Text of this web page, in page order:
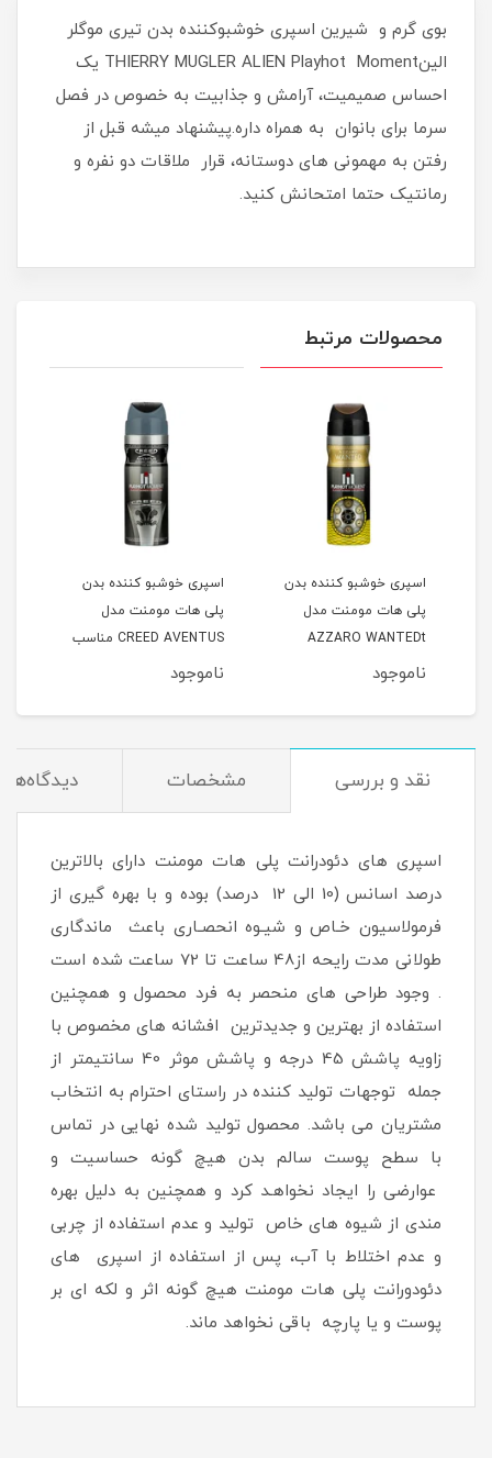
بوی گرم و شیرین اسپری خوشبوکننده بدن تیری موگلر
الینTHIERRY MUGLER ALIEN Playhot Moment یک
احساس صمیمیت، آرامش و جذابیت به خصوص در فصل
سرما برای بانوان به همراه داره.پیشنهاد میشه قبل از
رفتن به مهمونی های دوستانه، قرار ملاقات دو نفره و
رمانتیک حتما امتحانش کنید.
محصولات مرتبط
اسپری خوشبو کننده بدن
پلی هات مومنت مدل
AZZARO WANTEDt
ناموجود
اسپری خوشبو کننده بدن
پلی هات مومنت مدل
CREED AVENTUS مناسب
آقایان حجم 200 میلی لیتر
ناموجود
نقد و بررسی مشخصات دیدگاه‌ها
اسپری های دئودرانت پلی هات مومنت دارای بالاترین
درصد اسانس (10 الی 12 درصد) بوده و با بهره گیری از
فرمولاسیون خـاص و شیـوه انحصـاری باعث ماندگاری
طولانی مدت رایحه از48 ساعت تا 72 ساعت شده است
. وجود طراحی های منحصر به فرد محصول و همچنین
استفاده از بهترین و جدیدترین افشانه های مخصوص با
زاویه پاشش 45 درجه و پاشش موثر 40 سانتیمتر از
جمله توجهات تولید کننده در راستای احترام به انتخاب
مشتریان می باشد. محصول تولید شده نهایی در تماس
با سطح پوست سالم بدن هیچ گونه حساسیت و
عوارضی را ایجاد نخواهـد کرد و همچنین به دلیل بهره
مندی از شیوه های خاص تولید و عدم استفاده از چربی
و عدم اختلاط با آب، پس از استفاده از اسپری های
دئودورانت پلی هات مومنت هیچ گونه اثر و لکه ای بر
پوست و یا پارچه باقی نخواهد ماند.